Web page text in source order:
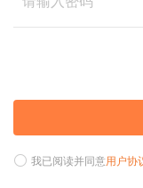
我已阅读并同意用户协